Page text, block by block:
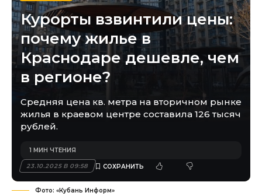
Курорты взвинтили цены:
почему жилье в
Краснодаре дешевле, чем
в регионе?
Средняя цена кв. метра на вторичном рынке
жилья в краевом центре составила 126 тысяч
рублей.
23.10.2025 В 09:58
1 МИН ЧТЕНИЯ
Фото: «Кубань Информ»